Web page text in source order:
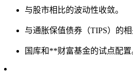
与股市相比的波动性收敛。
与通胀保值债券（TIPS）的相
国库和**财富基金的试点配置